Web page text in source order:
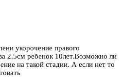
укорочение правого
2.5см ребенок 10лет.Возможно ли
на такой стадии. А если нет то